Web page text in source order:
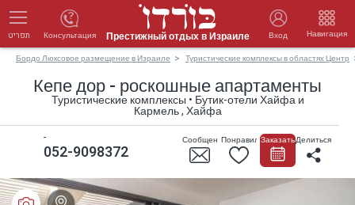
תפריט Престижный отдых в Израиле Вход Навигация
Консультация
Бордо Люксовое размещение в Израиле Туристические комплексы в областях Центр
Кепе дор - роскошные апартаменты
Туристические комплексы • Бутик-отели Хайфа и
Кармель , Хайфа
Делиться
СообщениеПонравилосьЗаказать
052-9098372
-